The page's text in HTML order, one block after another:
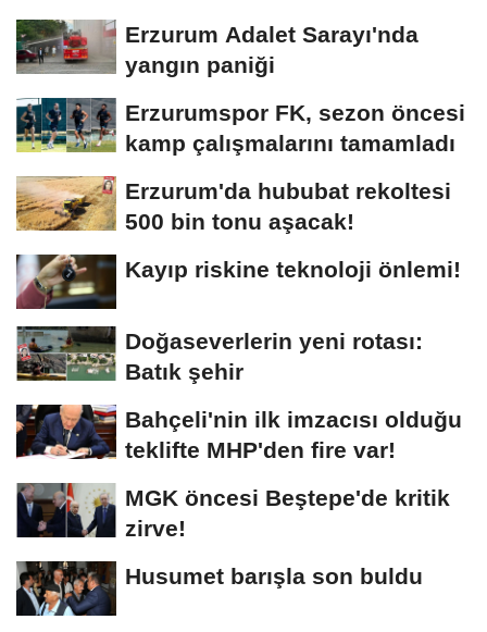
Erzurum Adalet Sarayı'nda
yangın paniği
Erzurumspor FK, sezon öncesi
kamp çalışmalarını tamamladı
Erzurum'da hububat rekoltesi
500 bin tonu aşacak!
Kayıp riskine teknoloji önlemi!
Doğaseverlerin yeni rotası:
Batık şehir
Bahçeli'nin ilk imzacısı olduğu
teklifte MHP'den fire var!
MGK öncesi Beştepe'de kritik
zirve!
Husumet barışla son buldu